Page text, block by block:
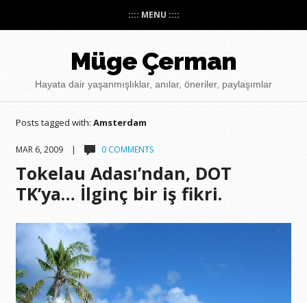
:::: MENU ::::
Müge Çerman
Hayata dair yaşanmışlıklar, anılar, öneriler, paylaşımlar
Posts tagged with: Amsterdam
MAR 6, 2009 | 0 COMMENTS
Tokelau Adası’ndan, DOT
TK’ya… İlginç bir iş fikri.